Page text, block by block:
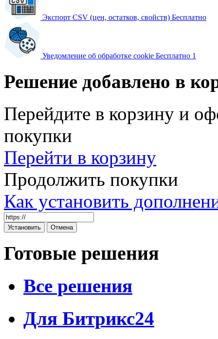
Экспорт CSV (цен, остатков, свойств) Бесплатно
Уведомление об обработке cookie Бесплатно 1
Решение добавлено в
Перейдите в корзину и
покупки
Перейти в корзину
Продолжить покупки
Как установить
Готовые решения
Все решения
Для Битрикс24